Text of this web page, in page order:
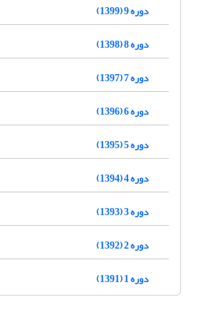
دوره 9 (1399)
دوره 8 (1398)
دوره 7 (1397)
دوره 6 (1396)
دوره 5 (1395)
دوره 4 (1394)
دوره 3 (1393)
دوره 2 (1392)
دوره 1 (1391)